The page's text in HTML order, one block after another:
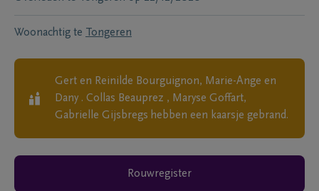
Woonachtig te Tongeren
Gert en Reinilde Bourguignon, Marie-Ange en
Dany . Collas Beauprez , Maryse Goffart,
Gabrielle Gijsbregs hebben een kaarsje gebrand.
Rouwregister